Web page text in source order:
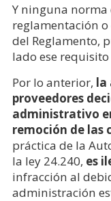
Y ninguna
reglamentación
del Reglamento,
lado ese
Por lo anterior, la
proveedores
administrativo
remoción de las
práctica de la
la ley 24.240, es
infracción al
administración